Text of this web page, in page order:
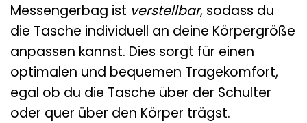
Messengerbag ist verstellbar, sodass du
die Tasche individuell an deine Körpergröße
anpassen kannst. Dies sorgt für einen
optimalen und bequemen Tragekomfort,
egal ob du die Tasche über der Schulter
oder quer über den Körper trägst.